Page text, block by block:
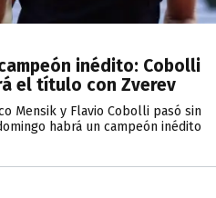
inédito: Cobolli
el título con Zverev
Mensik y Flavio Cobolli pasó sin
habrá un campeón inédito